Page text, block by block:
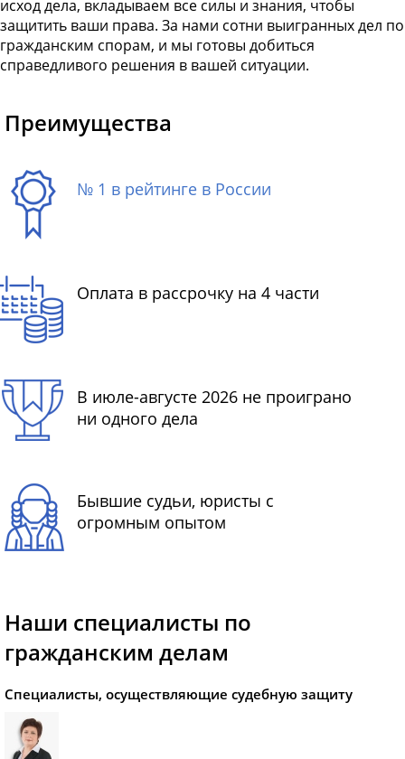
исход дела, вкладываем все силы и знания, чтобы
защитить ваши права. За нами сотни выигранных дел по
гражданским спорам, и мы готовы добиться
справедливого решения в вашей ситуации.
Преимущества
№ 1 в рейтинге в России
Оплата в рассрочку на 4 части
В июле-августе 2026 не проиграно
ни одного дела
Бывшие судьи, юристы с
огромным опытом
Наши специалисты по
гражданским делам
Специалисты, осуществляющие судебную защиту